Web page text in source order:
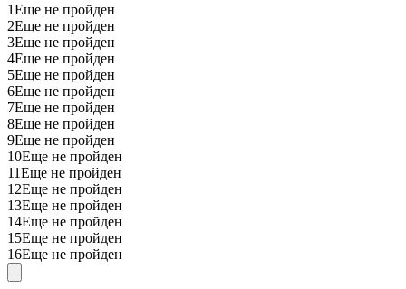
1Еще не пройден
2Еще не пройден
3Еще не пройден
4Еще не пройден
5Еще не пройден
6Еще не пройден
7Еще не пройден
8Еще не пройден
9Еще не пройден
10Еще не пройден
11Еще не пройден
12Еще не пройден
13Еще не пройден
14Еще не пройден
15Еще не пройден
16Еще не пройден